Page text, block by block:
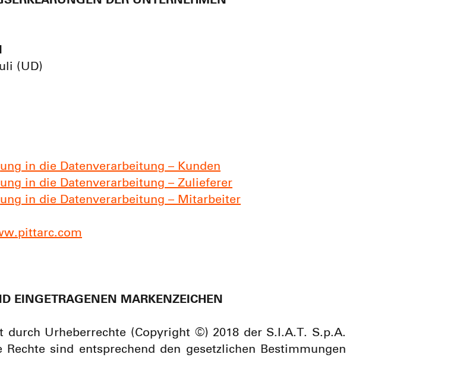
(UD)
in die Datenverarbeitung – Kunden
in die Datenverarbeitung – Zulieferer
in die Datenverarbeitung – Mitarbeiter
EINGETRAGENEN MARKENZEICHEN
durch Urheberrechte (Copyright ©) 2018 der S.I.A.T. S.p.A.
sind entsprechend den gesetzlichen Bestimmungen